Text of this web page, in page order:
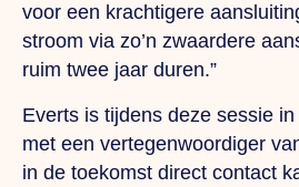
voor een krachtigere
stroom via zo’n zwaardere
ruim twee jaar duren.”
Everts is tijdens deze sessie
met een vertegenwoordiger
in de toekomst direct contact